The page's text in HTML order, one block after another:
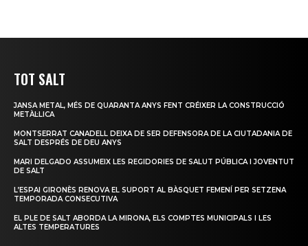
TOT SALT
JANSA METAL, MÉS DE QUARANTA ANYS FENT CRÉIXER LA CONSTRUCCIÓ
METÀL·LICA
MONTSERRAT CANADELL DEIXA DE SER DEFENSORA DE LA CIUTADANIA DE
SALT DESPRÉS DE DEU ANYS
MARI DELGADO ASSUMEIX LES REGIDORIES DE SALUT PÚBLICA I JOVENTUT
DE SALT
L’ESPAI GIRONÈS RENOVA EL SUPORT AL BÀSQUET FEMENÍ PER SETZENA
TEMPORADA CONSECUTIVA
EL PLE DE SALT ABORDA LA MIRONA, ELS COMPTES MUNICIPALS I LES
ALTES TEMPERATURES